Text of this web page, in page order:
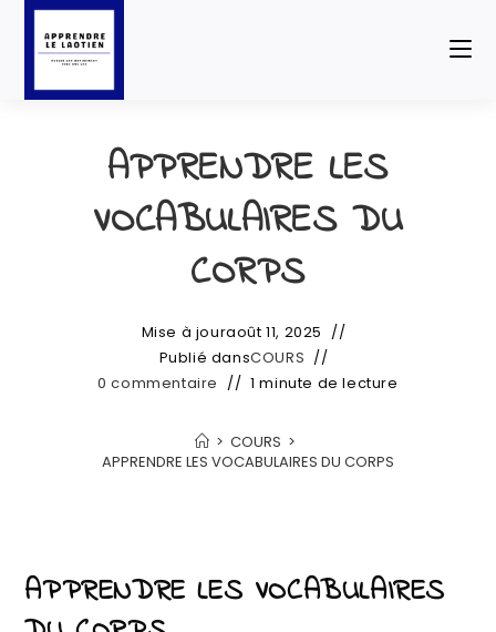
APPRENDRE LES
VOCABULAIRES DU
CORPS
Mise à jouraoût 11, 2025
Publié dansCOURS
0 commentaire
1 minute de lecture
> COURS >
APPRENDRE LES VOCABULAIRES DU CORPS
APPRENDRE LES VOCABULAIRES